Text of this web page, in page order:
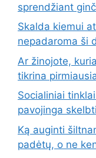
sprendžiant
Skalda kiemui
nepadaroma ši
Ar žinojote,
tikrina
Socialiniai
pavojinga
Ką auginti
padėtų, o ne